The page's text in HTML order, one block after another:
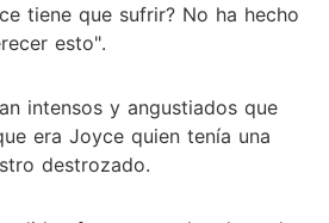
tiene que sufrir? No ha hecho
esto".
intensos y angustiados que
era Joyce quien tenía una
destrozado.